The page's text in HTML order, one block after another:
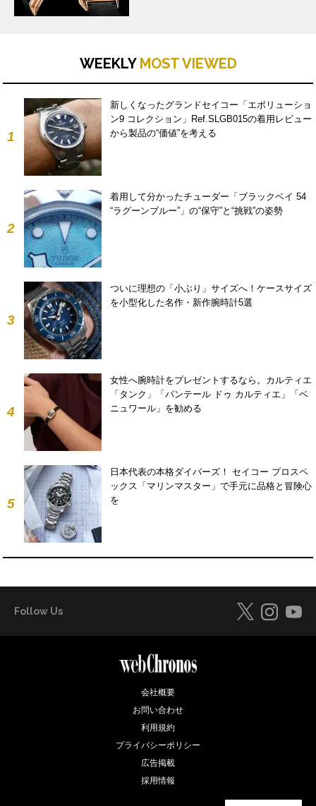
WEEKLY MOST VIEWED
1
新しくなったグランドセイコー「エボリューショ
ン9 コレクション」Ref.SLGB015の着用レビュー
から製品の“価値”を考える
2
着用して分かったチューダー「ブラックベイ 54
“ラグーンブルー”」の“保守”と“挑戦”の姿勢
3
ついに理想の「小ぶり」サイズへ！ケースサイズ
を小型化した名作・新作腕時計5選
4
女性へ腕時計をプレゼントするなら。カルティエ
「タンク」「パンテール ドゥ カルティエ」「ベ
ニュワール」を勧める
5
日本代表の本格ダイバーズ！ セイコー プロスペ
ックス「マリンマスター」で手元に品格と冒険心
を
Follow Us
会社概要
お問い合わせ
利用規約
プライバシーポリシー
広告掲載
採用情報